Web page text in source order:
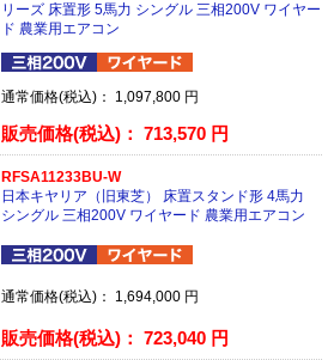
リーズ 床置形 5馬力 シングル 三相200V ワイヤー
ド 農業用エアコン
通常価格(税込)： 1,097,800 円
販売価格(税込)：713,570 円
RFSA11233BU-W
日本キヤリア（旧東芝） 床置スタンド形 4馬力
シングル 三相200V ワイヤード 農業用エアコン
通常価格(税込)： 1,694,000 円
販売価格(税込)：723,040 円